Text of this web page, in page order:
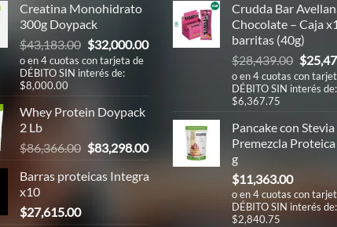
Creatina Monohidrato
300g Doypack
$43,183.00 El
precio
original
$43,183.00.
$32,000.00El
o en 4 cuotas con tarjeta de
DÉBITO SIN interés de:
$8,000.00
Whey Protein Doypack
2 Lb
$86,366.00 El
original
$83,298.00El
actual
Barras proteicas Integra
x10
$27,615.00
Crudda Bar
Chocolate – Caja
barritas (40g)
$28,439.00 El
precio
original
$
o en 4 cuotas con
DÉBITO SIN interés de:
$6,367.75
Pancake con Stevia
Premezcla
g
$11,363.00
o en 4 cuotas con
DÉBITO SIN interés de:
$2,840.75